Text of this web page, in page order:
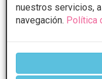
nuestros servicios,
navegación. Política
Antes de nada, en
nuestros pacientes y
aconsejar es que
nutricional, se fijen
De nada nos va a